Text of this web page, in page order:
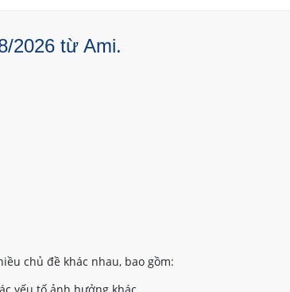
2026 từ Ami.
chủ đề khác nhau, bao gồm: